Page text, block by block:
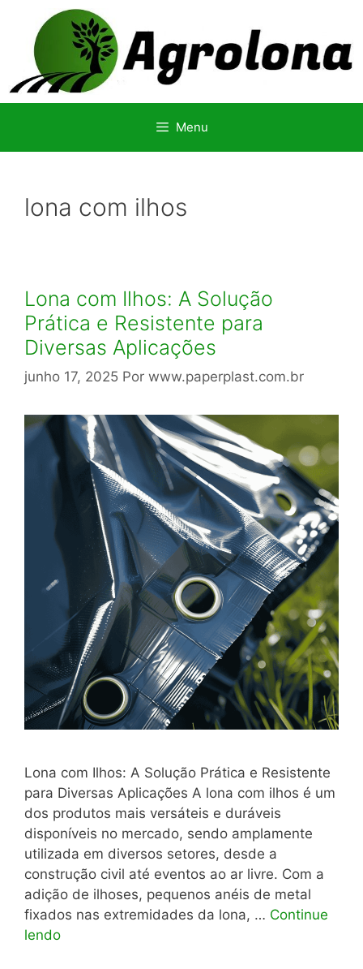
conteúdo
Menu
lona com ilhos
Lona com Ilhos: A Solução
Prática e Resistente para
Diversas Aplicações
junho 17, 2025 Por www.paperplast.com.br
Lona com Ilhos: A Solução Prática e Resistente
para Diversas Aplicações A lona com ilhos é um
dos produtos mais versáteis e duráveis
disponíveis no mercado, sendo amplamente
utilizada em diversos setores, desde a
construção civil até eventos ao ar livre. Com a
adição de ilhoses, pequenos anéis de metal
fixados nas extremidades da lona, … Continue
lendo